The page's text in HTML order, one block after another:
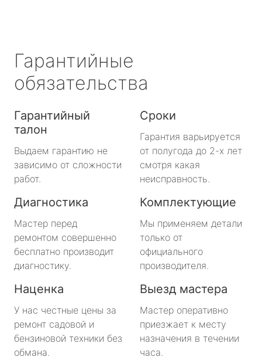
Гарантийные
обязательства
Гарантийный
талон
Выдаем гарантию не
зависимо от сложности
работ.
Сроки
Гарантия варьируется
от полугода до 2-х лет
смотря какая
неисправность.
Диагностика
Мастер перед
ремонтом совершенно
бесплатно производит
диагностику.
Комплектующие
Мы применяем детали
только от
официального
производителя.
Наценка
У нас честные цены за
ремонт садовой и
бензиновой техники без
обмана.
Выезд мастера
Мастер оперативно
приезжает к месту
назначения в течении
часа.